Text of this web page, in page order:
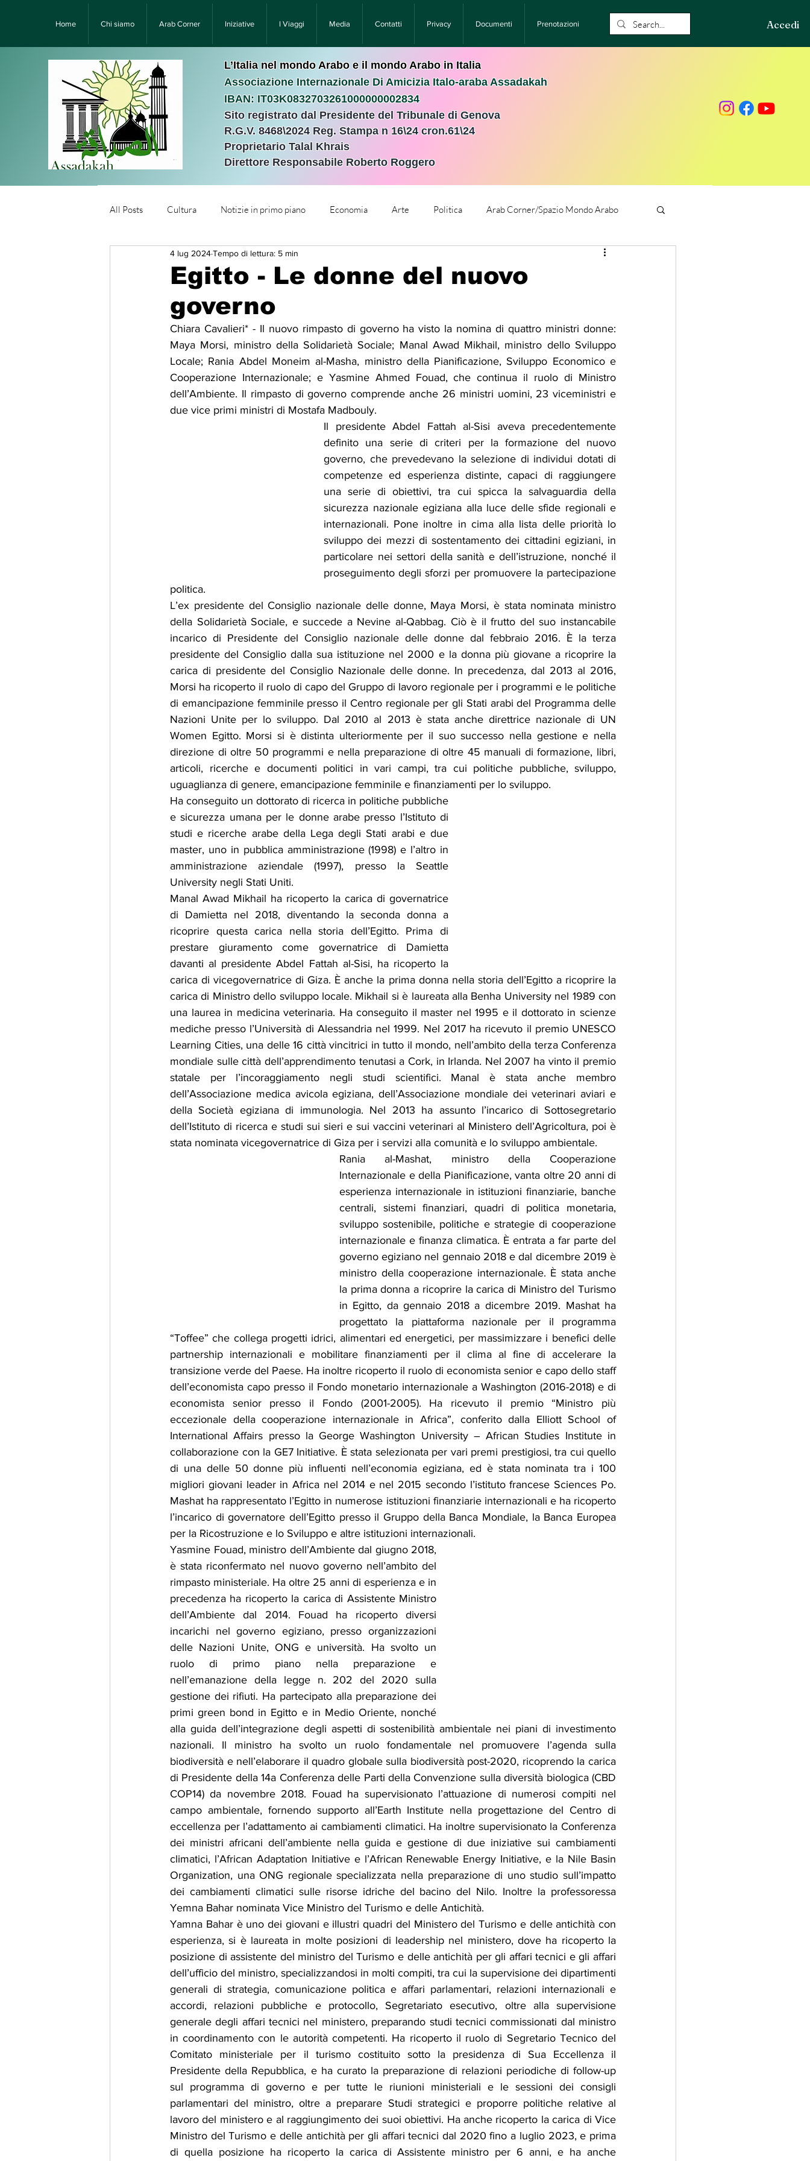
Home Chi siamo Arab Corner Iniziative I Viaggi Media Contatti Privacy Documenti Prenotazioni Accedi
L’Italia nel mondo Arabo e il mondo Arabo in Italia
Associazione Internazionale Di Amicizia Italo-araba Assadakah
IBAN: IT03K0832703261000000002834
Sito registrato dal Presidente del Tribunale di Genova
R.G.V. 8468\2024 Reg. Stampa n 16\24 cron.61\24 ​
Proprietario Talal Khrais
Direttore Responsabile Roberto Roggero
All Posts Cultura Notizie in primo piano Economia Arte Politica Arab Corner/Spazio Mondo Arabo
Նորություններ/Notizie Armene Comunicati Stampa
Migrazione e Rifugiati Sport
Conflitti e Pace Gastronomia
Egitto - Le donne del nuovo
governo
4 lug 2024Tempo di lettura: 5 min
Chiara Cavalieri* - Il nuovo rimpasto di governo ha visto la nomina di quattro ministri donne:
Maya Morsi, ministro della Solidarietà Sociale; Manal Awad Mikhail, ministro dello Sviluppo
Locale; Rania Abdel Moneim al-Masha, ministro della Pianificazione, Sviluppo Economico e
Cooperazione Internazionale; e Yasmine Ahmed Fouad, che continua il ruolo di Ministro
dell’Ambiente. Il rimpasto di governo comprende anche 26 ministri uomini, 23 viceministri e
due vice primi ministri di Mostafa Madbouly.
Il presidente Abdel Fattah al-Sisi aveva precedentemente
definito una serie di criteri per la formazione del nuovo
governo, che prevedevano la selezione di individui dotati di
competenze ed esperienza distinte, capaci di raggiungere
una serie di obiettivi, tra cui spicca la salvaguardia della
sicurezza nazionale egiziana alla luce delle sfide regionali e
internazionali. Pone inoltre in cima alla lista delle priorità lo
sviluppo dei mezzi di sostentamento dei cittadini egiziani, in
particolare nei settori della sanità e dell’istruzione, nonché il
proseguimento degli sforzi per promuovere la partecipazione
politica.
L’ex presidente del Consiglio nazionale delle donne, Maya Morsi, è stata nominata ministro
della Solidarietà Sociale, e succede a Nevine al-Qabbag. Ciò è il frutto del suo instancabile
incarico di Presidente del Consiglio nazionale delle donne dal febbraio 2016. È la terza
presidente del Consiglio dalla sua istituzione nel 2000 e la donna più giovane a ricoprire la
carica di presidente del Consiglio Nazionale delle donne. In precedenza, dal 2013 al 2016,
Morsi ha ricoperto il ruolo di capo del Gruppo di lavoro regionale per i programmi e le politiche
di emancipazione femminile presso il Centro regionale per gli Stati arabi del Programma delle
Nazioni Unite per lo sviluppo. Dal 2010 al 2013 è stata anche direttrice nazionale di UN
Women Egitto. Morsi si è distinta ulteriormente per il suo successo nella gestione e nella
direzione di oltre 50 programmi e nella preparazione di oltre 45 manuali di formazione, libri,
articoli, ricerche e documenti politici in vari campi, tra cui politiche pubbliche, sviluppo,
uguaglianza di genere, emancipazione femminile e finanziamenti per lo sviluppo.
Ha conseguito un dottorato di ricerca in politiche pubbliche
e sicurezza umana per le donne arabe presso l’Istituto di
studi e ricerche arabe della Lega degli Stati arabi e due
master, uno in pubblica amministrazione (1998) e l’altro in
amministrazione aziendale (1997), presso la Seattle
University negli Stati Uniti.
Manal Awad Mikhail ha ricoperto la carica di governatrice
di Damietta nel 2018, diventando la seconda donna a
ricoprire questa carica nella storia dell’Egitto. Prima di
prestare giuramento come governatrice di Damietta
davanti al presidente Abdel Fattah al-Sisi, ha ricoperto la
carica di vicegovernatrice di Giza. È anche la prima donna nella storia dell’Egitto a ricoprire la
carica di Ministro dello sviluppo locale. Mikhail si è laureata alla Benha University nel 1989 con
una laurea in medicina veterinaria. Ha conseguito il master nel 1995 e il dottorato in scienze
mediche presso l’Università di Alessandria nel 1999. Nel 2017 ha ricevuto il premio UNESCO
Learning Cities, una delle 16 città vincitrici in tutto il mondo, nell’ambito della terza Conferenza
mondiale sulle città dell’apprendimento tenutasi a Cork, in Irlanda. Nel 2007 ha vinto il premio
statale per l’incoraggiamento negli studi scientifici. Manal è stata anche membro
dell’Associazione medica avicola egiziana, dell’Associazione mondiale dei veterinari aviari e
della Società egiziana di immunologia. Nel 2013 ha assunto l’incarico di Sottosegretario
dell’Istituto di ricerca e studi sui sieri e sui vaccini veterinari al Ministero dell’Agricoltura, poi è
stata nominata vicegovernatrice di Giza per i servizi alla comunità e lo sviluppo ambientale.
Rania al-Mashat, ministro della Cooperazione
Internazionale e della Pianificazione, vanta oltre 20 anni di
esperienza internazionale in istituzioni finanziarie, banche
centrali, sistemi finanziari, quadri di politica monetaria,
sviluppo sostenibile, politiche e strategie di cooperazione
internazionale e finanza climatica. È entrata a far parte del
governo egiziano nel gennaio 2018 e dal dicembre 2019 è
ministro della cooperazione internazionale. È stata anche
la prima donna a ricoprire la carica di Ministro del Turismo
in Egitto, da gennaio 2018 a dicembre 2019. Mashat ha
progettato la piattaforma nazionale per il programma
“Toffee” che collega progetti idrici, alimentari ed energetici, per massimizzare i benefici delle
partnership internazionali e mobilitare finanziamenti per il clima al fine di accelerare la
transizione verde del Paese. Ha inoltre ricoperto il ruolo di economista senior e capo dello staff
dell’economista capo presso il Fondo monetario internazionale a Washington (2016-2018) e di
economista senior presso il Fondo (2001-2005). Ha ricevuto il premio “Ministro più
eccezionale della cooperazione internazionale in Africa”, conferito dalla Elliott School of
International Affairs presso la George Washington University – African Studies Institute in
collaborazione con la GE7 Initiative. È stata selezionata per vari premi prestigiosi, tra cui quello
di una delle 50 donne più influenti nell’economia egiziana, ed è stata nominata tra i 100
migliori giovani leader in Africa nel 2014 e nel 2015 secondo l’istituto francese Sciences Po.
Mashat ha rappresentato l’Egitto in numerose istituzioni finanziarie internazionali e ha ricoperto
l’incarico di governatore dell’Egitto presso il Gruppo della Banca Mondiale, la Banca Europea
per la Ricostruzione e lo Sviluppo e altre istituzioni internazionali.
Yasmine Fouad, ministro dell’Ambiente dal giugno 2018,
è stata riconfermato nel nuovo governo nell’ambito del
rimpasto ministeriale. Ha oltre 25 anni di esperienza e in
precedenza ha ricoperto la carica di Assistente Ministro
dell’Ambiente dal 2014. Fouad ha ricoperto diversi
incarichi nel governo egiziano, presso organizzazioni
delle Nazioni Unite, ONG e università. Ha svolto un
ruolo di primo piano nella preparazione e
nell’emanazione della legge n. 202 del 2020 sulla
gestione dei rifiuti. Ha partecipato alla preparazione dei
primi green bond in Egitto e in Medio Oriente, nonché
alla guida dell’integrazione degli aspetti di sostenibilità ambientale nei piani di investimento
nazionali. Il ministro ha svolto un ruolo fondamentale nel promuovere l’agenda sulla
biodiversità e nell’elaborare il quadro globale sulla biodiversità post-2020, ricoprendo la carica
di Presidente della 14a Conferenza delle Parti della Convenzione sulla diversità biologica (CBD
COP14) da novembre 2018. Fouad ha supervisionato l’attuazione di numerosi compiti nel
campo ambientale, fornendo supporto all’Earth Institute nella progettazione del Centro di
eccellenza per l’adattamento ai cambiamenti climatici. Ha inoltre supervisionato la Conferenza
dei ministri africani dell’ambiente nella guida e gestione di due iniziative sui cambiamenti
climatici, l’African Adaptation Initiative e l’African Renewable Energy Initiative, e la Nile Basin
Organization, una ONG regionale specializzata nella preparazione di uno studio sull’impatto
dei cambiamenti climatici sulle risorse idriche del bacino del Nilo. Inoltre la professoressa
Yemna Bahar nominata Vice Ministro del Turismo e delle Antichità.
Yamna Bahar è uno dei giovani e illustri quadri del Ministero del Turismo e delle antichità con
esperienza, si è laureata in molte posizioni di leadership nel ministero, dove ha ricoperto la
posizione di assistente del ministro del Turismo e delle antichità per gli affari tecnici e gli affari
dell’ufficio del ministro, specializzandosi in molti compiti, tra cui la supervisione dei dipartimenti
generali di strategia, comunicazione politica e affari parlamentari, relazioni internazionali e
accordi, relazioni pubbliche e protocollo, Segretariato esecutivo, oltre alla supervisione
generale degli affari tecnici nel ministero, preparando studi tecnici commissionati dal ministro
in coordinamento con le autorità competenti. Ha ricoperto il ruolo di Segretario Tecnico del
Comitato ministeriale per il turismo costituito sotto la presidenza di Sua Eccellenza il
Presidente della Repubblica, e ha curato la preparazione di relazioni periodiche di follow-up
sul programma di governo e per tutte le riunioni ministeriali e le sessioni dei consigli
parlamentari del ministro, oltre a preparare Studi strategici e proporre politiche relative al
lavoro del ministero e al raggiungimento dei suoi obiettivi. Ha anche ricoperto la carica di Vice
Ministro del Turismo e delle antichità per gli affari tecnici dal 2020 fino a luglio 2023, e prima
di quella posizione ha ricoperto la carica di Assistente ministro per 6 anni, e ha anche